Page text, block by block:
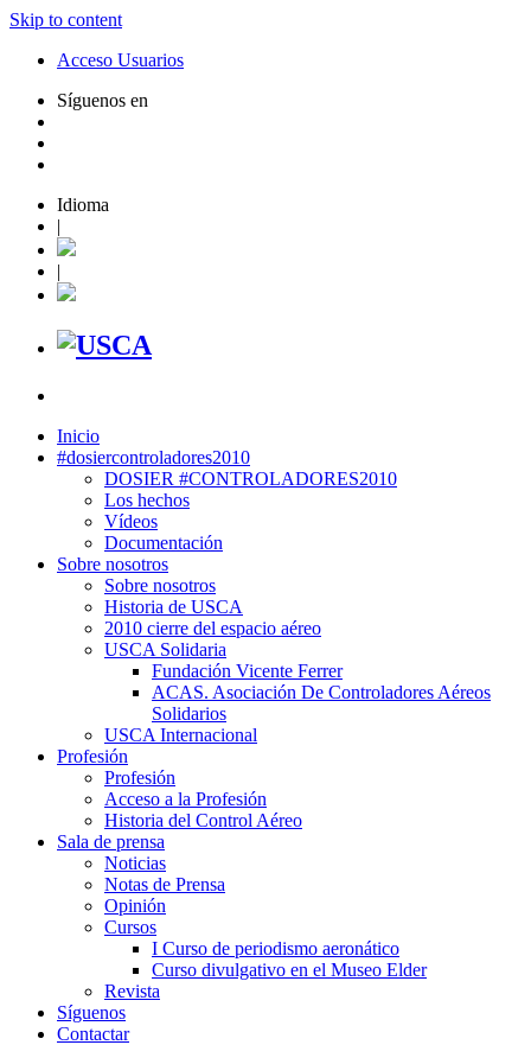
Skip to content
Acceso Usuarios
Síguenos en
Idioma
|
|
Inicio
#dosiercontroladores2010
DOSIER #CONTROLADORES2010
Los hechos
Vídeos
Documentación
Sobre nosotros
Sobre nosotros
Historia de USCA
2010 cierre del espacio aéreo
USCA Solidaria
Fundación Vicente Ferrer
ACAS. Asociación De Controladores Aéreos
Solidarios
USCA Internacional
Profesión
Profesión
Acceso a la Profesión
Historia del Control Aéreo
Sala de prensa
Noticias
Notas de Prensa
Opinión
Cursos
I Curso de periodismo aeronático
Curso divulgativo en el Museo Elder
Revista
Síguenos
Contactar